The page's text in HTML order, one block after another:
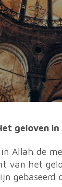
geloven in
Allah de
van het
gebaseerd